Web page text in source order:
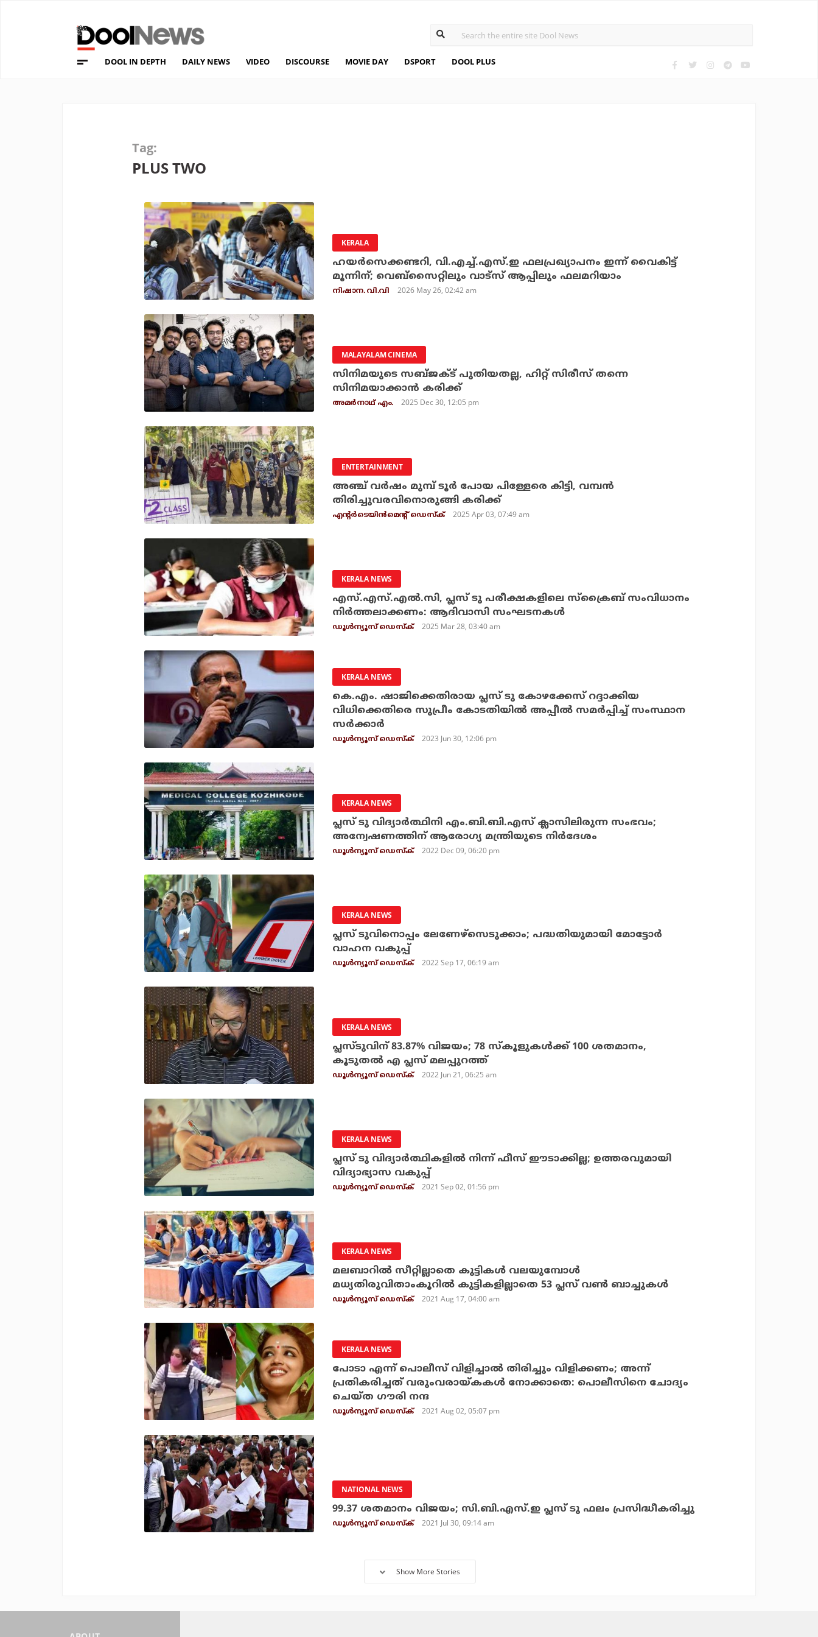
DOOL IN DEPTH DAILY NEWS VIDEO DISCOURSE MOVIE DAY DSPORT DOOL PLUS
Tag:
PLUS TWO
KERALA
ഹയര്‍സെക്കണ്ടറി, വി.എച്ച്.എസ്.ഇ ഫലപ്രഖ്യാപനം ഇന്ന് വൈകിട്ട്
മൂന്നിന്; വെബ്‌സൈറ്റിലും വാട്‌സ് ആപ്പിലും ഫലമറിയാം
നിഷാന. വി.വി 2026 May 26, 02:42 am
MALAYALAM CINEMA
സിനിമയുടെ സബ്ജക്ട് പുതിയതല്ല, ഹിറ്റ് സിരീസ് തന്നെ
സിനിമയാക്കാന്‍ കരിക്ക്
അമര്‍നാഥ് എം. 2025 Dec 30, 12:05 pm
ENTERTAINMENT
അഞ്ച് വര്‍ഷം മുമ്പ് ടൂര്‍ പോയ പിള്ളേരെ കിട്ടി, വമ്പന്‍
തിരിച്ചുവരവിനൊരുങ്ങി കരിക്ക്
എന്റര്‍ടെയിന്‍മെന്റ് ഡെസ്‌ക് 2025 Apr 03, 07:49 am
KERALA NEWS
എസ്.എസ്.എല്‍.സി, പ്ലസ് ടു പരീക്ഷകളിലെ സ്‌ക്രൈബ് സംവിധാനം
നിര്‍ത്തലാക്കണം: ആദിവാസി സംഘടനകള്‍
ഡൂള്‍ന്യൂസ് ഡെസ്‌ക് 2025 Mar 28, 03:40 am
KERALA NEWS
കെ.എം. ഷാജിക്കെതിരായ പ്ലസ് ടു കോഴക്കേസ് റദ്ദാക്കിയ
വിധിക്കെതിരെ സുപ്രീം കോടതിയില്‍ അപ്പീല്‍ സമര്‍പ്പിച്ച് സംസ്ഥാന
സര്‍ക്കാര്‍
ഡൂള്‍ന്യൂസ് ഡെസ്‌ക് 2023 Jun 30, 12:06 pm
KERALA NEWS
പ്ലസ് ടു വിദ്യാര്‍ത്ഥിനി എം.ബി.ബി.എസ് ക്ലാസിലിരുന്ന സംഭവം;
അന്വേഷണത്തിന് ആരോഗ്യ മന്ത്രിയുടെ നിര്‍ദേശം
ഡൂള്‍ന്യൂസ് ഡെസ്‌ക് 2022 Dec 09, 06:20 pm
KERALA NEWS
പ്ലസ് ടുവിനൊപ്പം ലേണേഴ്‌സെടുക്കാം; പദ്ധതിയുമായി മോട്ടോര്‍
വാഹന വകുപ്പ്
ഡൂള്‍ന്യൂസ് ഡെസ്‌ക് 2022 Sep 17, 06:19 am
KERALA NEWS
പ്ലസ്ടുവിന് 83.87% വിജയം; 78 സ്‌കൂളുകള്‍ക്ക് 100 ശതമാനം,
കൂടുതല്‍ എ പ്ലസ് മലപ്പുറത്ത്
ഡൂള്‍ന്യൂസ് ഡെസ്‌ക് 2022 Jun 21, 06:25 am
KERALA NEWS
പ്ലസ് ടു വിദ്യാര്‍ത്ഥികളില്‍ നിന്ന് ഫീസ് ഈടാക്കില്ല; ഉത്തരവുമായി
വിദ്യാഭ്യാസ വകുപ്പ്
ഡൂള്‍ന്യൂസ് ഡെസ്‌ക് 2021 Sep 02, 01:56 pm
KERALA NEWS
മലബാറില്‍ സീറ്റില്ലാതെ കുട്ടികള്‍ വലയുമ്പോള്‍
മധ്യതിരുവിതാംകൂറില്‍ കുട്ടികളില്ലാതെ 53 പ്ലസ് വണ്‍ ബാച്ചുകള്‍
ഡൂള്‍ന്യൂസ് ഡെസ്‌ക് 2021 Aug 17, 04:00 am
KERALA NEWS
പോടാ എന്ന് പൊലീസ് വിളിച്ചാല്‍ തിരിച്ചും വിളിക്കണം; അന്ന്
പ്രതികരിച്ചത് വരുംവരായ്കകള്‍ നോക്കാതെ: പൊലീസിനെ ചോദ്യം
ചെയ്ത ഗൗരി നന്ദ
ഡൂള്‍ന്യൂസ് ഡെസ്‌ക് 2021 Aug 02, 05:07 pm
NATIONAL NEWS
99.37 ശതമാനം വിജയം; സി.ബി.എസ്.ഇ പ്ലസ് ടു ഫലം പ്രസിദ്ധീകരിച്ചു
ഡൂള്‍ന്യൂസ് ഡെസ്‌ക് 2021 Jul 30, 09:14 am
Show More Stories